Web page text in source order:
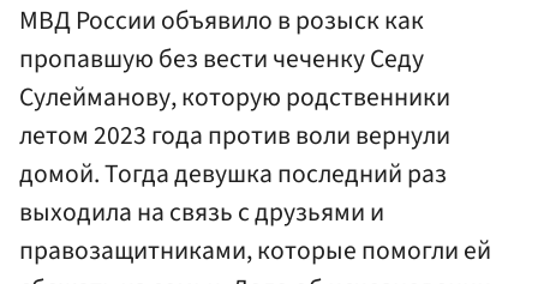
МВД России объявило в розыск как
пропавшую без вести чеченку Седу
Сулейманову, которую родственники
летом 2023 года против воли вернули
домой. Тогда девушка последний раз
выходила на связь с друзьями и
правозащитниками, которые помогли ей